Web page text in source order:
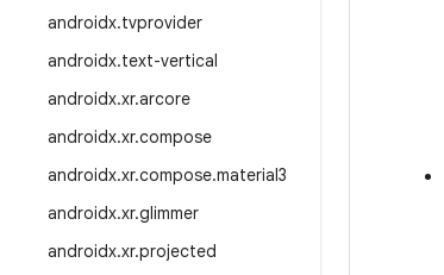
androidx.tvprovider
androidx.text-vertical
androidx.xr.arcore
androidx.xr.compose
androidx.xr.compose.material3
androidx.xr.glimmer
androidx.xr.projected